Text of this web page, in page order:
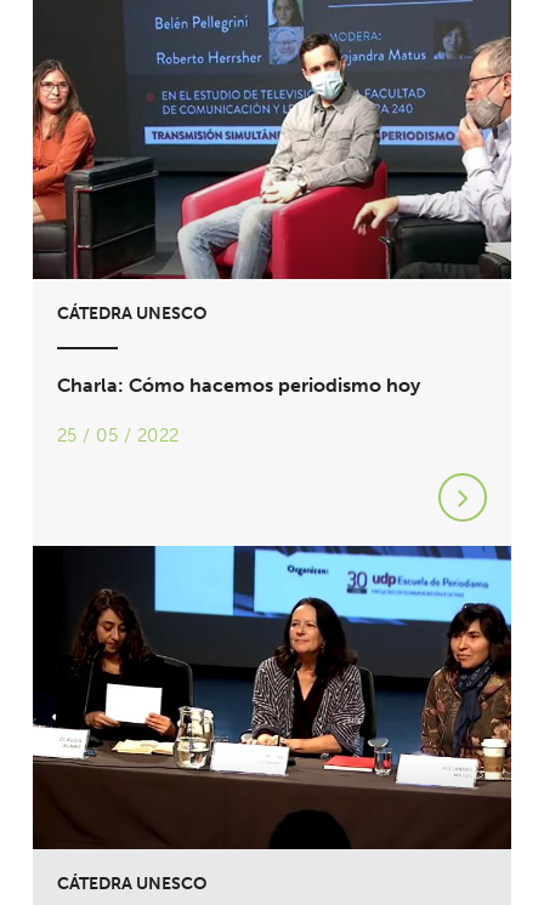
CÁTEDRA UNESCO
Charla: Cómo hacemos periodismo hoy
25 / 05 / 2022
CÁTEDRA UNESCO